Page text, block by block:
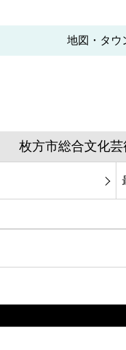
地図・タウ
枚方市総合文化